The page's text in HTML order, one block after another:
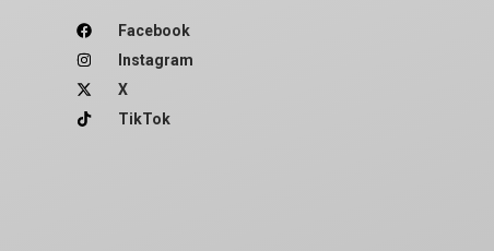
Facebook
Instagram
X
TikTok